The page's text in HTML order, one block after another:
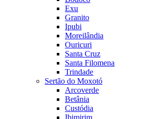
Exu
Granito
Ipubi
Moreilândia
Ouricuri
Santa Cruz
Santa Filomena
Trindade
Sertão do Moxotó
Arcoverde
Betânia
Custódia
Ibimirim